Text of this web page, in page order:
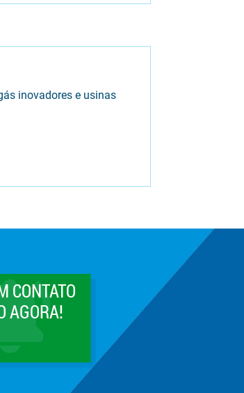
inovadores e usinas
CONTATO
AGORA!